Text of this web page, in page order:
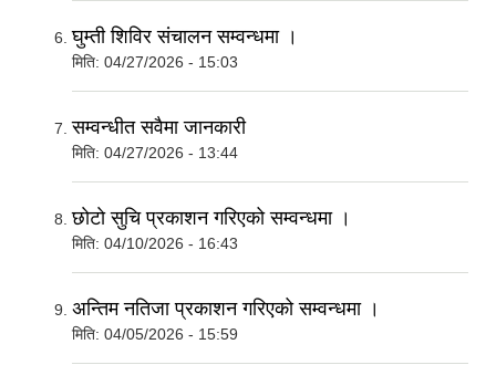
घुम्ती शिविर संचालन सम्वन्धमा ।
मिति: 04/27/2026 - 15:03
सम्वन्धीत सवैमा जानकारी
मिति: 04/27/2026 - 13:44
छाेटाे सुचि प्रकाशन गरिएको सम्वन्धमा ।
मिति: 04/10/2026 - 16:43
अन्तिम नतिजा प्रकाशन गरिएको सम्वन्धमा ।
मिति: 04/05/2026 - 15:59